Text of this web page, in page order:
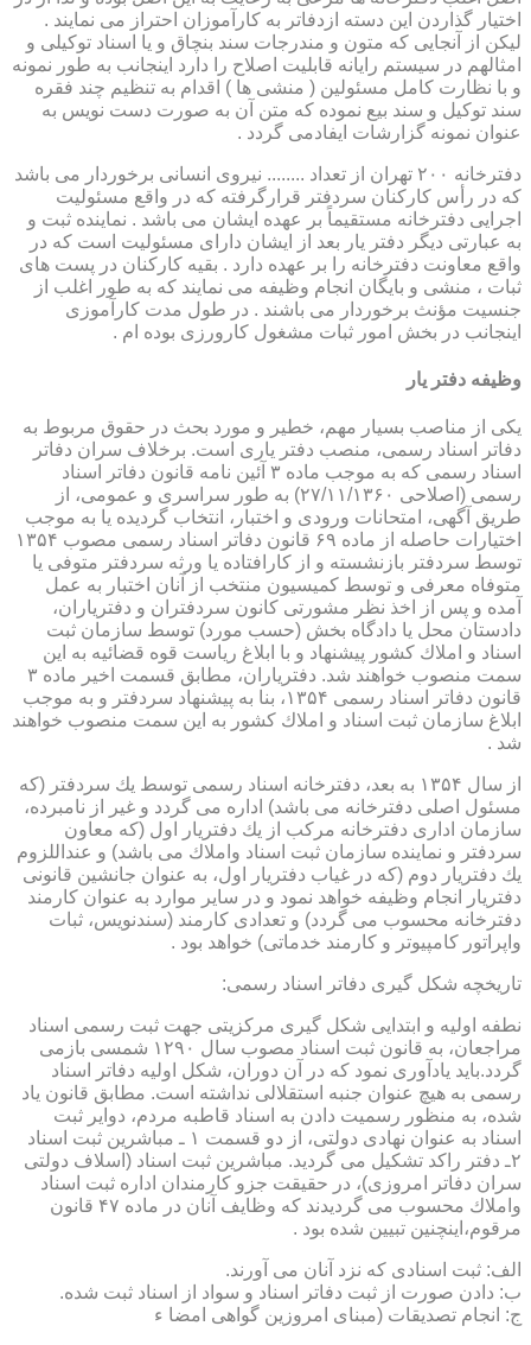
اختیار گذاردن این دسته ازدفاتر به کارآموزان احتراز می نمایند .
لیکن از آنجایی که متون و مندرجات سند بنچاق و یا اسناد توکیلی و
امثالهم در سیستم رایانه قابلیت اصلاح را دارد اینجانب به طور نمونه
و با نظارت کامل مسئولین ( منشی ها ) اقدام به تنظیم چند فقره
سند توکیل و سند بیع نموده که متن آن به صورت دست نویس به
عنوان نمونه گزارشات ایفادمی گردد .
دفترخانه ۲۰۰ تهران از تعداد ........ نیروی انسانی برخوردار می باشد
که در رأس کارکنان سردفتر قرارگرفته که در واقع مسئولیت
اجرایی دفترخانه مستقیماً بر عهده ایشان می باشد . نماینده ثبت و
به عبارتی دیگر دفتر یار بعد از ایشان دارای مسئولیت است که در
واقع معاونت دفترخانه را بر عهده دارد . بقیه کارکنان در پست های
ثبات ، منشی و بایگان انجام وظیفه می نمایند که به طور اغلب از
جنسیت مؤنث برخوردار می باشند . در طول مدت کارآموزی
اینجانب در بخش امور ثبات مشغول کارورزی بوده ام .
وظیفه دفتر یار
یكی از مناصب بسیار مهم، خطیر و مورد بحث در حقوق مربوط به
دفاتر اسناد رسمی، منصب دفتر یاری است. برخلاف سران دفاتر
اسناد رسمی كه به موجب ماده ۳ آئین نامه قانون دفاتر اسناد
رسمی (اصلاحی ۲۷/۱۱/۱۳۶۰) به طور سراسری و عمومی، از
طریق آگهی، امتحانات ورودی و اختبار، انتخاب گردیده یا به موجب
اختیارات حاصله از ماده ۶۹ قانون دفاتر اسناد رسمی مصوب ۱۳۵۴
توسط سردفتر بازنشسته و از كارافتاده یا ورثه سردفتر متوفی یا
متوفاه معرفی و توسط كمیسیون منتخب از آنان اختبار به عمل
آمده و پس از اخذ نظر مشورتی كانون سردفتران و دفتریاران،
دادستان محل یا دادگاه بخش (حسب مورد) توسط سازمان ثبت
اسناد و املاك كشور پیشنهاد و با ابلاغ ریاست قوه قضائیه به این
سمت منصوب خواهند شد. دفتریاران، مطابق قسمت اخیر ماده ۳
قانون دفاتر اسناد رسمی ۱۳۵۴، بنا به پیشنهاد سردفتر و به موجب
ابلاغ سازمان ثبت اسناد و املاك كشور به این سمت منصوب خواهند
شد .
از سال ۱۳۵۴ به بعد، دفترخانه اسناد رسمی توسط یك سردفتر (كه
مسئول اصلی دفترخانه می باشد) اداره می گردد و غیر از نامبرده،
سازمان اداری دفترخانه مركب از یك دفتریار اول (كه معاون
سردفتر و نماینده سازمان ثبت اسناد واملاك می باشد) و عنداللزوم
یك دفتریار دوم (كه در غیاب دفتریار اول، به عنوان جانشین قانونی
دفتریار انجام وظیفه خواهد نمود و در سایر موارد به عنوان كارمند
دفترخانه محسوب می گردد) و تعدادی كارمند (سندنویس، ثبات
واپراتور كامپیوتر و كارمند خدماتی) خواهد بود .
تاریخچه شكل گیری دفاتر اسناد رسمی:
نطفه اولیه و ابتدایی شكل گیری مركزیتی جهت ثبت رسمی اسناد
مراجعان، به قانون ثبت اسناد مصوب سال ۱۲۹۰ شمسی بازمی
گردد.باید یادآوری نمود كه در آن دوران، شكل اولیه دفاتر اسناد
رسمی به هیچ عنوان جنبه استقلالی نداشته است. مطابق قانون یاد
شده، به منظور رسمیت دادن به اسناد قاطبه مردم، دوایر ثبت
اسناد به عنوان نهادی دولتی، از دو قسمت ۱ ـ مباشرین ثبت اسناد
۲ـ دفتر راكد تشكیل می گردید. مباشرین ثبت اسناد (اسلاف دولتی
سران دفاتر امروزی)، در حقیقت جزو كارمندان اداره ثبت اسناد
واملاك محسوب می گردیدند كه وظایف آنان در ماده ۴۷ قانون
مرقوم،اینچنین تبیین شده بود .
الف: ثبت اسنادی كه نزد آنان می آورند.
ب: دادن صورت از ثبت دفاتر اسناد و سواد از اسناد ثبت شده.
ج: انجام تصدیقات (مبنای امروزین گواهی امضا ء